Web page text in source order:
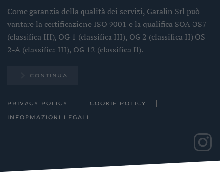
Come garanzia della qualità dei servizi, Garalin Srl può
vantare la certificazione ISO 9001 e la qualifica SOA OS7
(classifica III), OG 1 (classifica III), OG 2 (classifica II) OS
2-A (classifica III), OG 12 (classifica II).
CONTINUA
PRIVACY POLICY
COOKIE POLICY
INFORMAZIONI LEGALI